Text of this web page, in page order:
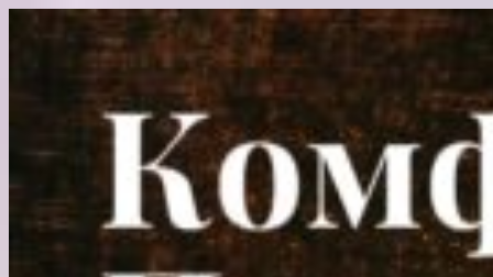
Перейти
содержимому